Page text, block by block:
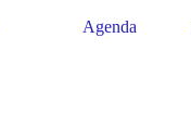
Agenda